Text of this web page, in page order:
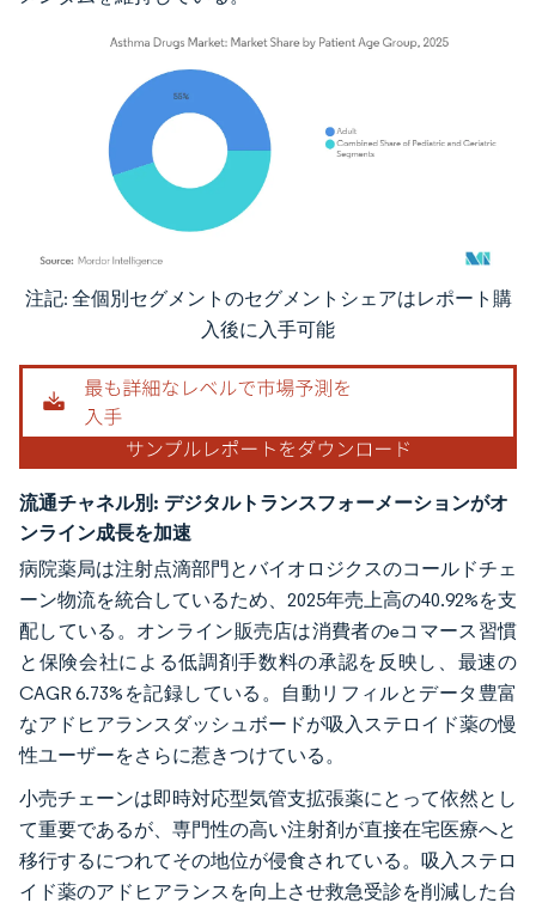
画像 © Mordor Intelligence。再利用にはCC BY 4.0の表示が必要です。
注記: 全個別セグメントのセグメントシェアはレポート購
入後に入手可能
流通チャネル別: デジタルトランスフォーメーションがオ
ンライン成長を加速
病院薬局は注射点滴部門とバイオロジクスのコールドチェ
ーン物流を統合しているため、2025年売上高の40.92%を支
配している。オンライン販売店は消費者のeコマース習慣
と保険会社による低調剤手数料の承認を反映し、最速の
CAGR 6.73%を記録している。自動リフィルとデータ豊富
なアドヒアランスダッシュボードが吸入ステロイド薬の慢
性ユーザーをさらに惹きつけている。
小売チェーンは即時対応型気管支拡張薬にとって依然とし
て重要であるが、専門性の高い注射剤が直接在宅医療へと
移行するにつれてその地位が侵食されている。吸入ステロ
イド薬のアドヒアランスを向上させ救急受診を削減した台